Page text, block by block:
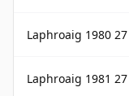
Laphroaig 1980
Laphroaig 1981 27